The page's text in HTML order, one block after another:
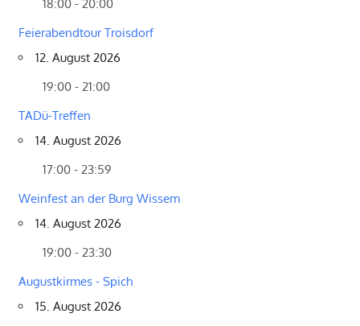
18:00 - 20:00
Feierabendtour Troisdorf
12. August 2026
19:00 - 21:00
TADü-Treffen
14. August 2026
17:00 - 23:59
Weinfest an der Burg Wissem
14. August 2026
19:00 - 23:30
Augustkirmes - Spich
15. August 2026